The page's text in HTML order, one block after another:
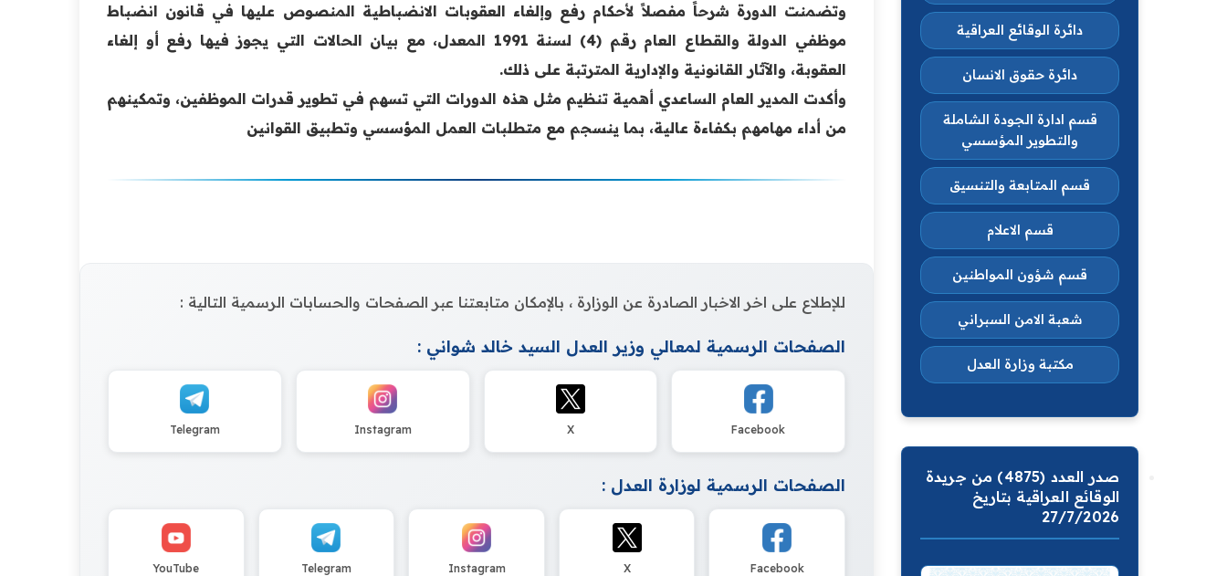
وتضمنت الدورة شرحاً مفصلاً لأحكام رفع وإلغاء العقوبات الانضباطية المنصوص عليها في قانون انضباط
موظفي الدولة والقطاع العام رقم (4) لسنة 1991 المعدل، مع بيان الحالات التي يجوز فيها رفع أو إلغاء
العقوبة، والآثار القانونية والإدارية المترتبة على ذلك.
وأكدت المدير العام الساعدي أهمية تنظيم مثل هذه الدورات التي تسهم في تطوير قدرات الموظفين، وتمكينهم
من أداء مهامهم بكفاءة عالية، بما ينسجم مع متطلبات العمل المؤسسي وتطبيق القوانين
للإطلاع على اخر الاخبار الصادرة عن الوزارة ، بالإمكان متابعتنا عبر الصفحات والحسابات الرسمية التالية :
الصفحات الرسمية لمعالي وزير العدل السيد خالد شواني :
Facebook
X
Instagram
Telegram
الصفحات الرسمية لوزارة العدل :
Facebook
X
Instagram
Telegram
YouTube
دائرة الوقائع العراقية
دائرة حقوق الانسان
قسم ادارة الجودة الشاملة
والتطوير المؤسسي
قسم المتابعة والتنسيق
قسم الاعلام
قسم شؤون المواطنين
شعبة الامن السبراني
مكتبة وزارة العدل
صدر العدد (4875) من جريدة
الوقائع العراقية بتاريخ
27/7/2026